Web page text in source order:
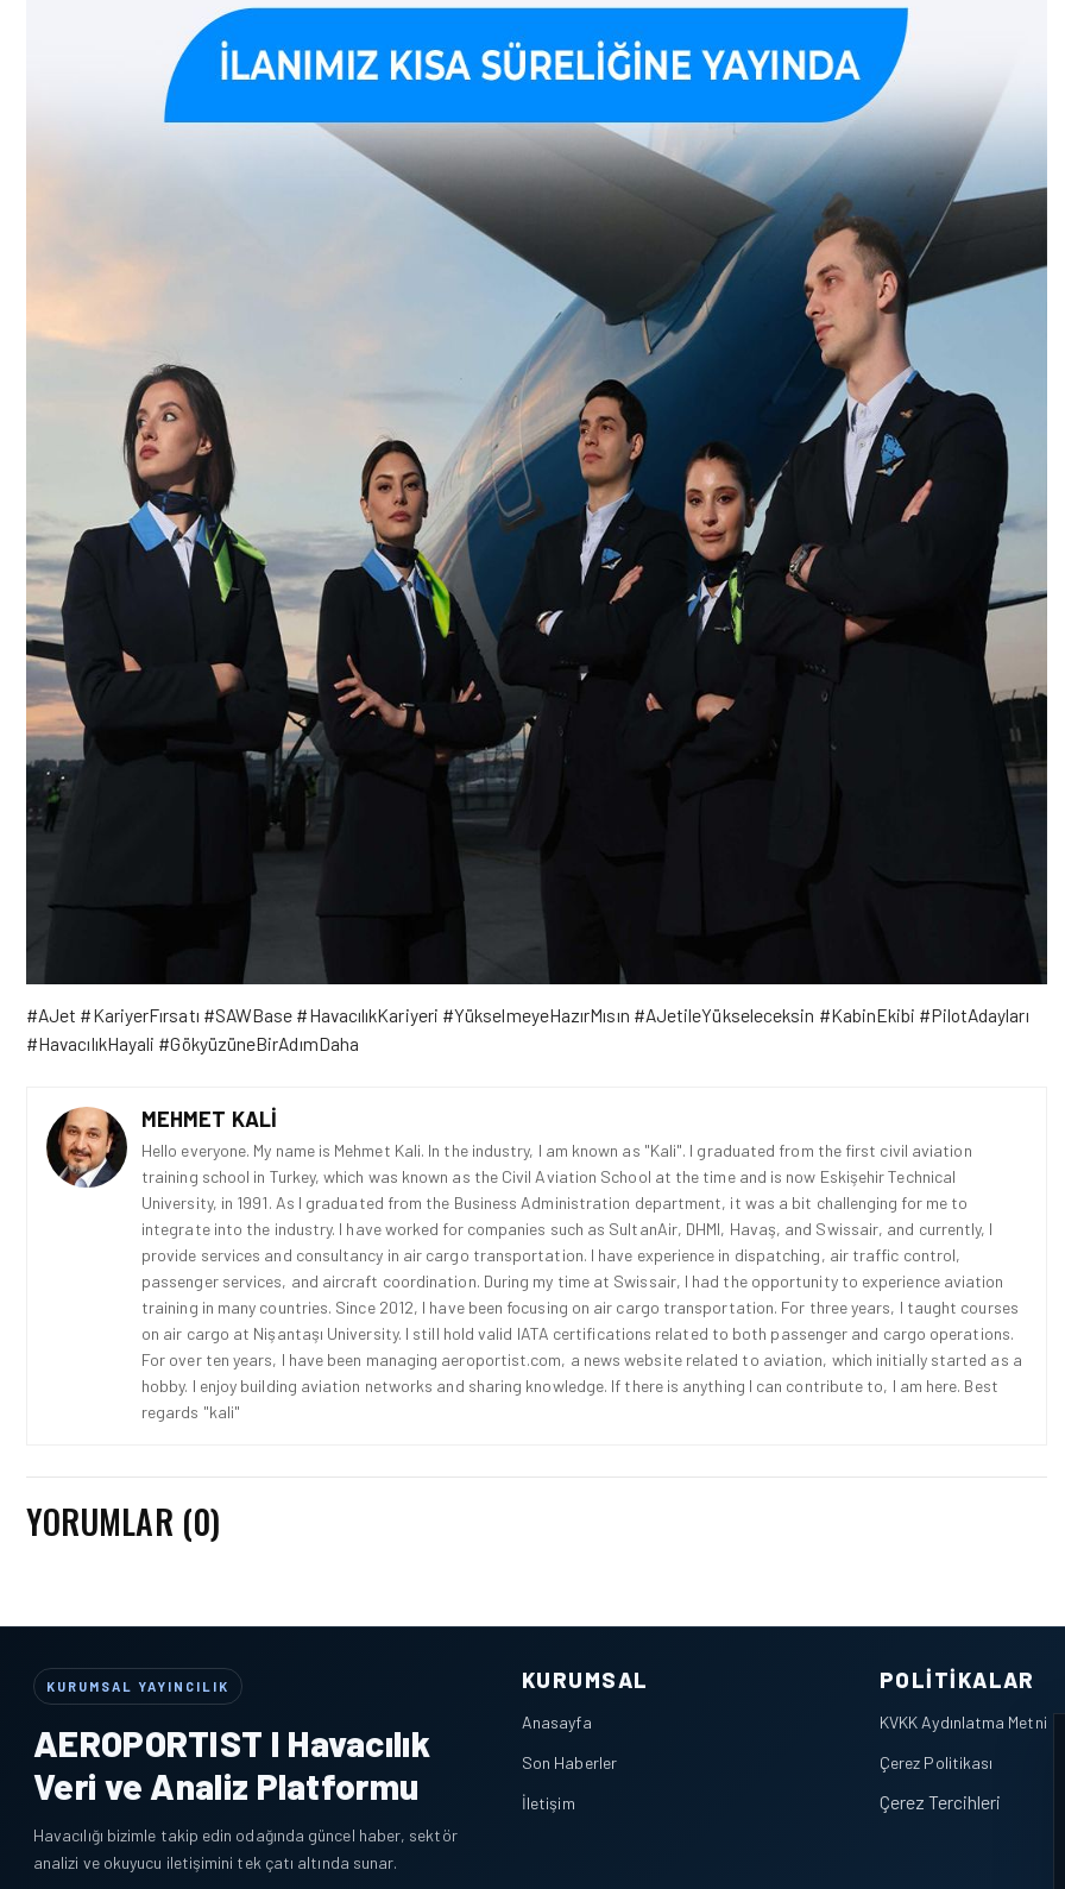
#AJet #KariyerFırsatı #SAWBase #HavacılıkKariyeri #YükselmeyeHazırMısın #AJetileYükseleceksin #KabinEkibi #PilotAdayları
#HavacılıkHayali #GökyüzüneBirAdımDaha
MEHMET KALI
Hello everyone. My name is Mehmet Kali. In the industry, I am known as "Kali". I graduated from the first civil aviation
training school in Turkey, which was known as the Civil Aviation School at the time and is now Eskişehir Technical
University, in 1991. As I graduated from the Business Administration department, it was a bit challenging for me to
integrate into the industry. I have worked for companies such as SultanAir, DHMI, Havaş, and Swissair, and currently, I
provide services and consultancy in air cargo transportation. I have experience in dispatching, air traffic control,
passenger services, and aircraft coordination. During my time at Swissair, I had the opportunity to experience aviation
training in many countries. Since 2012, I have been focusing on air cargo transportation. For three years, I taught courses
on air cargo at Nişantaşı University. I still hold valid IATA certifications related to both passenger and cargo operations.
For over ten years, I have been managing aeroportist.com, a news website related to aviation, which initially started as a
hobby. I enjoy building aviation networks and sharing knowledge. If there is anything I can contribute to, I am here. Best
regards "kali"
YORUMLAR (0)
KURUMSAL YAYINCILIK
AEROPORTIST I Havacılık
Veri ve Analiz Platformu
Havacılığı bizimle takip edin odağında güncel haber, sektör
analizi ve okuyucu iletişimini tek çatı altında sunar.
KURUMSAL
Anasayfa
Son Haberler
İletişim
POLITIKALAR
KVKK Aydınlatma Metni
Çerez Politikası
Çerez Tercihleri